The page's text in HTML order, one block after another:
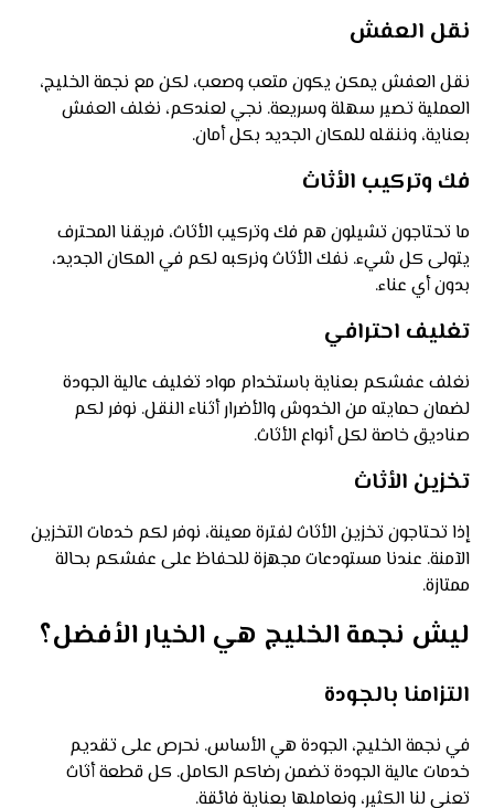
نقل العفش
نقل العفش يمكن يكون متعب وصعب، لكن مع نجمة الخليج،
العملية تصير سهلة وسريعة. نجي لعندكم، نغلف العفش
بعناية، وننقله للمكان الجديد بكل أمان.
فك وتركيب الأثاث
ما تحتاجون تشيلون هم فك وتركيب الأثاث، فريقنا المحترف
يتولى كل شيء. نفك الأثاث ونركبه لكم في المكان الجديد،
بدون أي عناء.
تغليف احترافي
نغلف عفشكم بعناية باستخدام مواد تغليف عالية الجودة
لضمان حمايته من الخدوش والأضرار أثناء النقل. نوفر لكم
صناديق خاصة لكل أنواع الأثاث.
تخزين الأثاث
إذا تحتاجون تخزين الأثاث لفترة معينة، نوفر لكم خدمات التخزين
الآمنة. عندنا مستودعات مجهزة للحفاظ على عفشكم بحالة
ممتازة.
ليش نجمة الخليج هي الخيار الأفضل؟
التزامنا بالجودة
في نجمة الخليج، الجودة هي الأساس. نحرص على تقديم
خدمات عالية الجودة تضمن رضاكم الكامل. كل قطعة أثاث
تعني لنا الكثير، ونعاملها بعناية فائقة.